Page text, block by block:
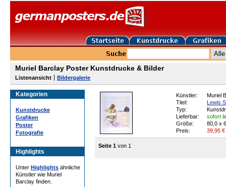
Muriel Barclay Poster Kunstdrucke & Bilder
Listenansicht Bildergalerie
Kategorien
Kunstdrucke
Grafiken
Poster
Fotografie
Highlights
Unter Highlights ähnliche
Künstler wie Muriel
Barclay finden.
Künstler:
Muriel
Titel:
Lewis
Typ:
Lieferbar:
sofort
Größe:
80,0 x
Preis:
39,95 €
Seite 1 von 1